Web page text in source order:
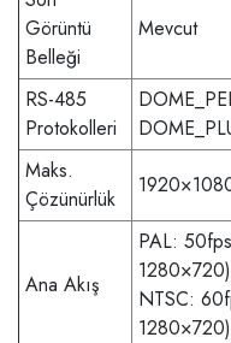
Görüntü
Belleği
Mevcut
RS-485
Protokolleri
Maks.
Çözünürlük
Ana Akış
PAL:
1280×720)
NTSC:
1280×720)